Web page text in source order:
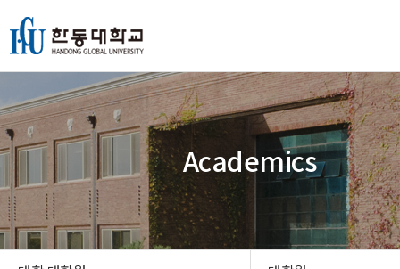
Academics